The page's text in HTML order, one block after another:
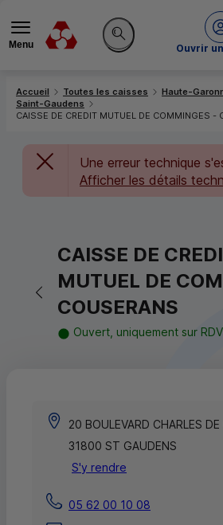
Menu
Rechercher sur le site
Ouvrir
Accueil Toutes les caisses Haute-
Saint-Gaudens
CAISSE DE CREDIT MUTUEL DE COMMINGES -
Une erreur technique
Afficher les détails
Retour vers la page précédente
CAISSE DE
MUTUEL DE
COUSERANS
Ouvert, uniquement sur
20 BOULEVARD CHARLES DE
31800 ST GAUDENS
S'y rendre
05 62 00 10 08